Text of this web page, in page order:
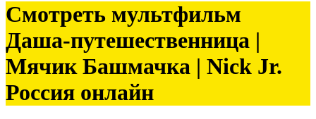
Смотреть мультфильм
Даша-путешественница |
Мячик Башмачка | Nick Jr.
Россия онлайн